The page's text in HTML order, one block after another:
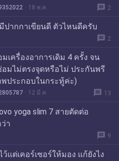
18 พ.ค. message 2
ปากกาเขียนดี ตัวไหนดีครับ
message 2
มเครื่องอาการเดิม 4 ครั้ง จน
มไม่ตรงจุดหรือไม่ ประกันพรี
พประกอบในกระทู้ค่ะ)
12 มี.ค. message 13
yoga slim 7 สายตัดต่อ
า
message 9
แต่เคอร์เซอร์ให้มอง แก้ยังไง